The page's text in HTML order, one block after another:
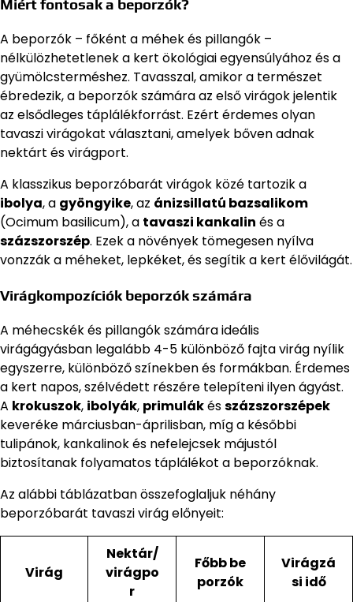
Miért fontosak a beporzók?
A beporzók – főként a méhek és pillangók –
nélkülözhetetlenek a kert ökológiai egyensúlyához és a
gyümölcsterméshez. Tavasszal, amikor a természet
ébredezik, a beporzók számára az első virágok jelentik
az elsődleges táplálékforrást. Ezért érdemes olyan
tavaszi virágokat választani, amelyek bőven adnak
nektárt és virágport.
A klasszikus beporzóbarát virágok közé tartozik a
ibolya, a gyöngyike, az ánizsillatú bazsalikom
(Ocimum basilicum), a tavaszi kankalin és a
százszorszép. Ezek a növények tömegesen nyílva
vonzzák a méheket, lepkéket, és segítik a kert élővilágát.
Virágkompozíciók beporzók számára
A méhecskék és pillangók számára ideális
virágágyásban legalább 4-5 különböző fajta virág nyílik
egyszerre, különböző színekben és formákban. Érdemes
a kert napos, szélvédett részére telepíteni ilyen ágyást.
A krokuszok, ibolyák, primulákésszázszorszépek
keveréke márciusban-áprilisban, míg a későbbi
tulipánok, kankalinok és nefelejcsek májustól
biztosítanak folyamatos táplálékot a beporzóknak.
Az alábbi táblázatban összefoglaljuk néhány
beporzóbarát tavaszi virág előnyeit:
Virág
Nektár/
virágpo
r
Főbb be
porzók
Virágzá
si idő